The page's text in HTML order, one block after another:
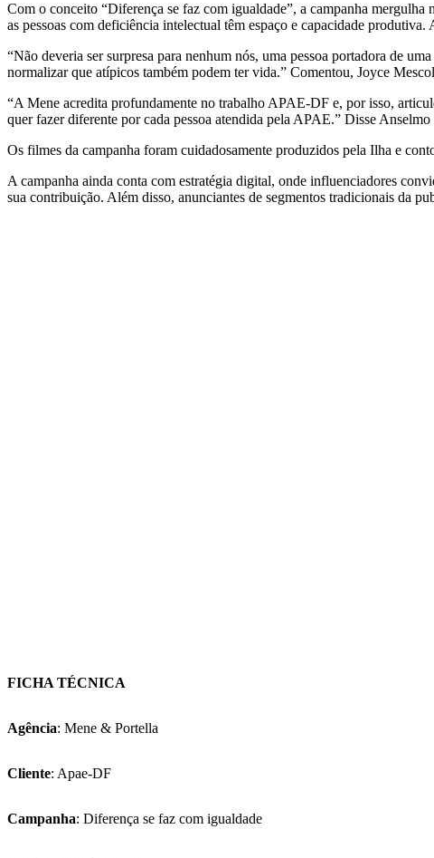
Com o conceito “Diferença se faz com igualdade”, a campanha mergulha
as pessoas com deficiência intelectual têm espaço e capacidade
“Não deveria ser surpresa para nenhum nós, uma pessoa portadora de
normalizar que atípicos também podem ter vida.” Comentou, Joyce
“A Mene acredita profundamente no trabalho APAE-DF e, por isso,
quer fazer diferente por cada pessoa atendida pela APAE.” Disse
Os filmes da campanha foram cuidadosamente produzidos pela Ilha e
A campanha ainda conta com estratégia digital, onde influenciadores
sua contribuição. Além disso, anunciantes de segmentos tradicionais da
FICHA TÉCNICA
Agência: Mene & Portella
Cliente: Apae-DF
Campanha: Diferença se faz com igualdade